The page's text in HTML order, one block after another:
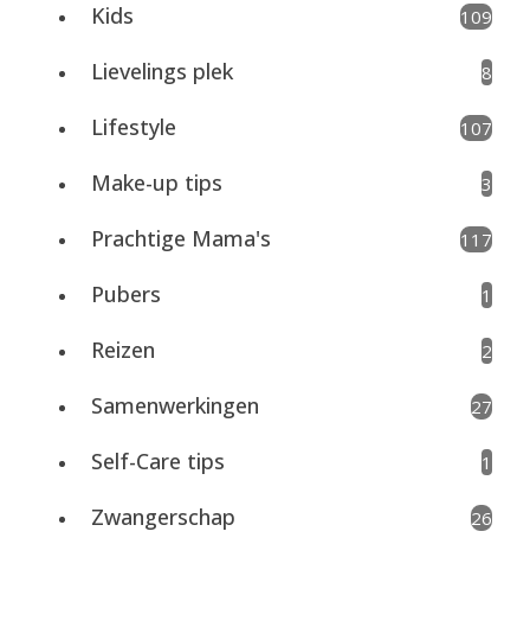
Kids 109
Lievelings plek 8
Lifestyle 107
Make-up tips 3
Prachtige Mama's 117
Pubers 1
Reizen 2
Samenwerkingen 27
Self-Care tips 1
Zwangerschap 26